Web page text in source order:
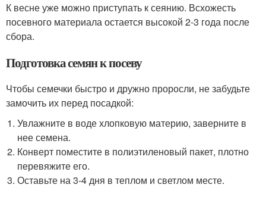
К весне уже можно приступать к сеянию. Всхожесть
посевного материала остается высокой 2-3 года после
сбора.
Подготовка семян к посеву
Чтобы семечки быстро и дружно проросли, не забудьте
замочить их перед посадкой:
Увлажните в воде хлопковую материю, заверните в
нее семена.
Конверт поместите в полиэтиленовый пакет, плотно
перевяжите его.
Оставьте на 3-4 дня в теплом и светлом месте.